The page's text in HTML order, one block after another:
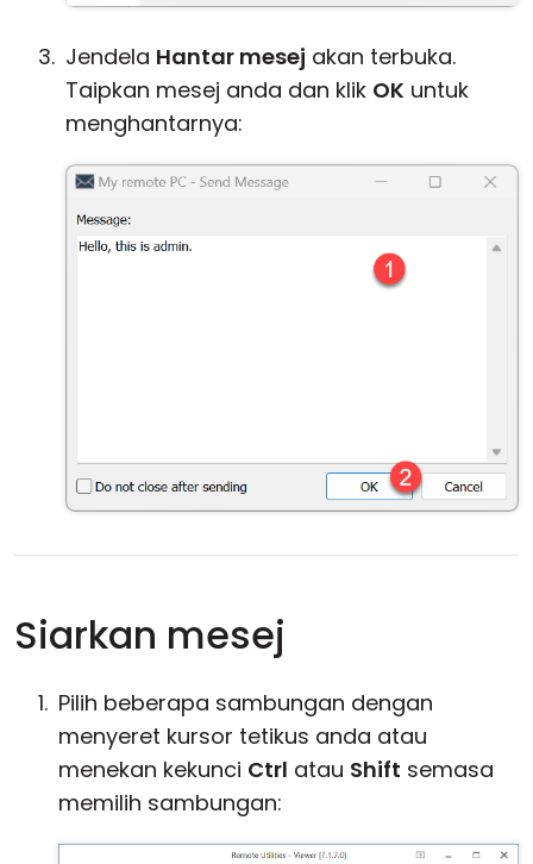
Jendela Hantar mesej akan terbuka.
Taipkan mesej anda dan klik OK untuk
menghantarnya:
Siarkan mesej
Pilih beberapa sambungan dengan
menyeret kursor tetikus anda atau
menekan kekunci Ctrl atau Shift semasa
memilih sambungan: